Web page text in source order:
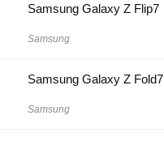
Samsung Galaxy Z Flip7
Samsung
Samsung Galaxy Z Fold7
Samsung